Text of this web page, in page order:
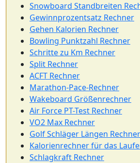
Snowboard Standbreiten
Gewinnprozentsatz Rechner
Gehen Kalorien Rechner
Bowling Punktzahl Rechner
Schritte zu Km Rechner
Split Rechner
ACFT Rechner
Marathon-Pace-Rechner
Wakeboard Größenrechner
Air Force PT-Test Rechner
VO2 Max Rechner
Golf Schläger Längen Rechner
Kalorienrechner für das
Schlagkraft Rechner